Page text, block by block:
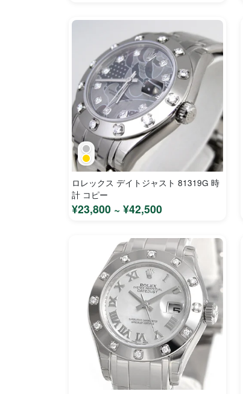
ロレックス デイトジャスト 81319G 時
計 コピー
¥23,800 ~ ¥42,500